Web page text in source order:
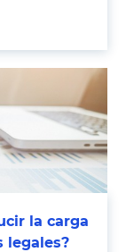
la carga
legales?